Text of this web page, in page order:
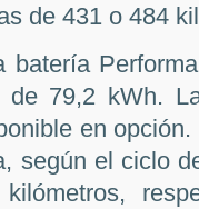
de 431 o 484
batería
79,2 kWh.
en
según el ciclo